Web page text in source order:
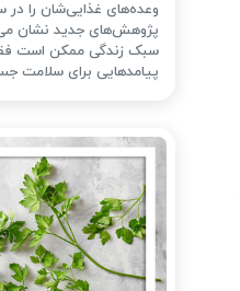
وعده‌های غذایی‌شان را
پژوهش‌های جدید نشان
سبک زندگی ممکن است
پیامدهایی برای سلامت